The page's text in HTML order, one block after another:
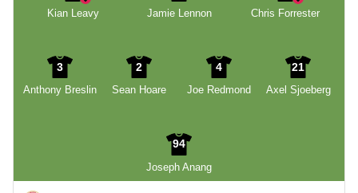
Kian Leavy
Jamie Lennon
Chris Forrester
3
Anthony Breslin
2
Sean Hoare
4
Joe Redmond
21
Axel Sjoeberg
94
Joseph Anang